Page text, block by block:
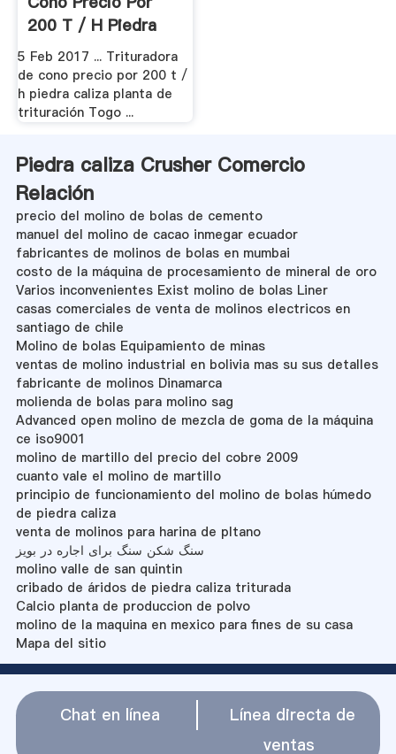
200 T / H Piedra
Caliza.
5 Feb 2017 ... Trituradora
de cono precio por 200 t /
h piedra caliza planta de
trituración Togo ...
Piedra caliza Crusher Comercio
Relación
precio del molino de bolas de cemento
manuel del molino de cacao inmegar ecuador
fabricantes de molinos de bolas en mumbai
costo de la máquina de procesamiento de mineral de oro
Varios inconvenientes Exist molino de bolas Liner
casas comerciales de venta de molinos electricos en
santiago de chile
Molino de bolas Equipamiento de minas
ventas de molino industrial en bolivia mas su sus detalles
fabricante de molinos Dinamarca
molienda de bolas para molino sag
Advanced open molino de mezcla de goma de la máquina
ce iso9001
molino de martillo del precio del cobre 2009
cuanto vale el molino de martillo
principio de funcionamiento del molino de bolas húmedo
de piedra caliza
venta de molinos para harina de pltano
سنگ شکن سنگ برای اجاره در بویز
molino valle de san quintin
cribado de áridos de piedra caliza triturada
Calcio planta de produccion de polvo
molino de la maquina en mexico para fines de su casa
Mapa del sitio
Chat en línea
Línea directa de
ventas